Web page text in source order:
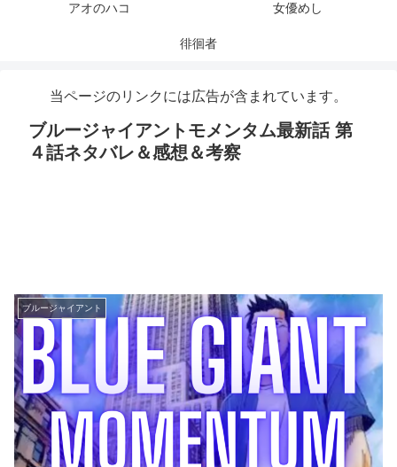
アオのハコ 女優めし
徘徊者
当ページのリンクには広告が含まれています。
ブルージャイアントモメンタム最新話 第
４話ネタバレ＆感想＆考察
ブルージャイアント